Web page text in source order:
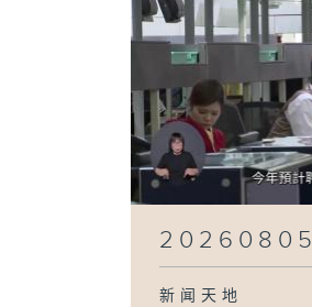
20260805
新闻天地